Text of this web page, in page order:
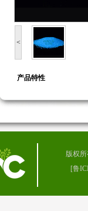
<
产品特性
版权
[鲁